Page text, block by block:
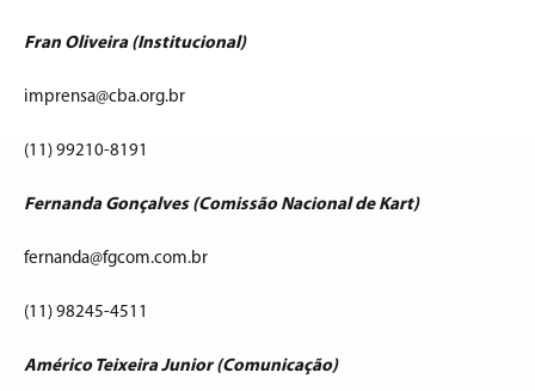
Fran Oliveira (Institucional)
imprensa@cba.org.br
(11) 99210-8191
Fernanda Gonçalves (Comissão Nacional de Kart)
fernanda@fgcom.com.br
(11) 98245-4511
Américo Teixeira Junior (Comunicação)